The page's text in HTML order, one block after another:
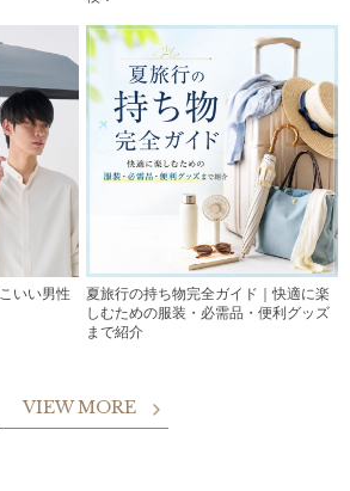
いい男性
夏旅行の持ち物完全ガイド｜快適に楽
しむための服装・必需品・便利グッズ
まで紹介
VIEW MORE